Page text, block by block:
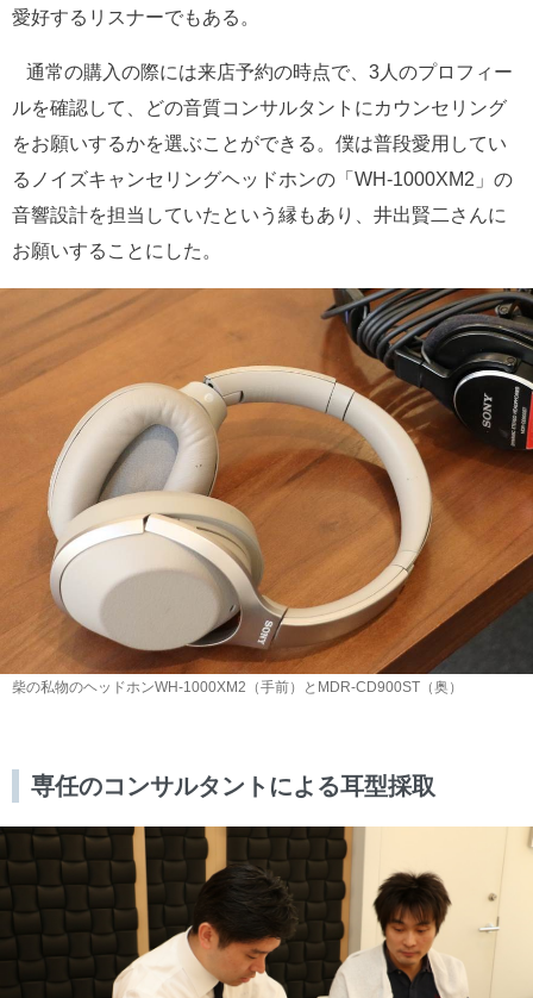
愛好するリスナーでもある。
通常の購入の際には来店予約の時点で、3人のプロフィー
ルを確認して、どの音質コンサルタントにカウンセリング
をお願いするかを選ぶことができる。僕は普段愛用してい
るノイズキャンセリングヘッドホンの「WH-1000XM2」の
音響設計を担当していたという縁もあり、井出賢二さんに
お願いすることにした。
柴の私物のヘッドホンWH-1000XM2（手前）とMDR-CD900ST（奥）
専任のコンサルタントによる耳型採取